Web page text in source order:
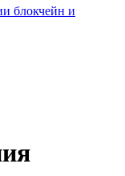
блокчейн и